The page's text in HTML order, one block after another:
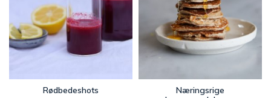
Rødbedeshots
Næringsrige